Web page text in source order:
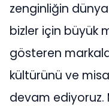
zenginliğin
bizler için büyük
gösteren
kültürünü ve
devam ediyoruz.